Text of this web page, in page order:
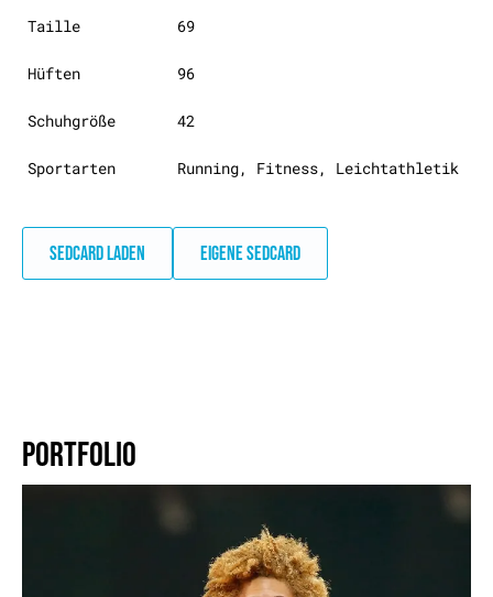
Taille 69
Hüften 96
Schuhgröße 42
Sportarten Running, Fitness, Leichtathletik
SEDCARD LADEN EIGENE SEDCARD
PORTFOLIO